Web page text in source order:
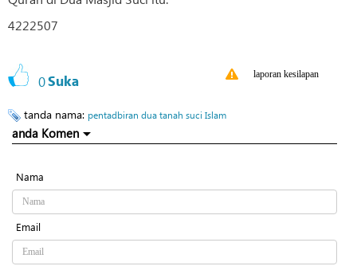
4222507
0Suka laporan kesilapan
tanda nama: pentadbiran dua tanah suci Islam
anda Komen
Nama
Email